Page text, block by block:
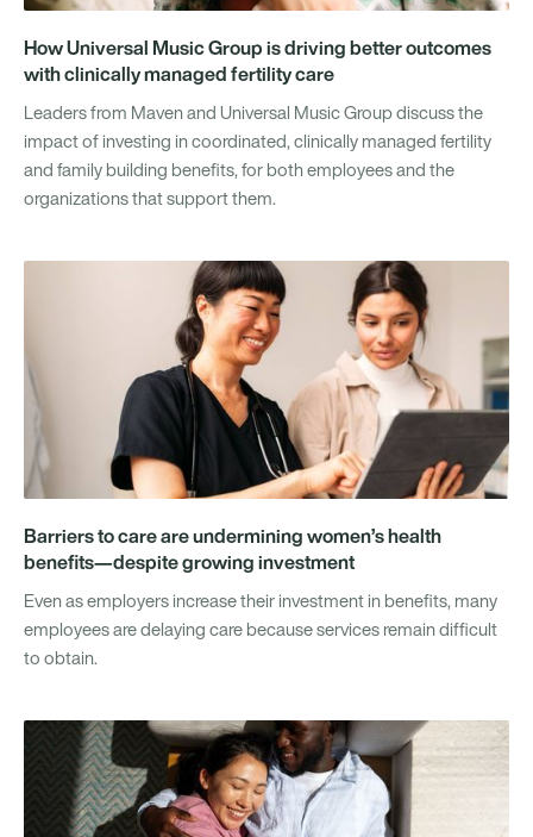
How Universal Music Group is driving better outcomes
with clinically managed fertility care
Leaders from Maven and Universal Music Group discuss the
impact of investing in coordinated, clinically managed fertility
and family building benefits, for both employees and the
organizations that support them.
Barriers to care are undermining women’s health
benefits—despite growing investment
Even as employers increase their investment in benefits, many
employees are delaying care because services remain difficult
to obtain.